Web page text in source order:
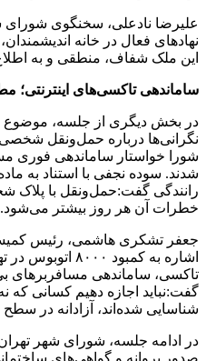
علیرضا نادعلی، سخنگوی شورای
نهادهای فعال در خانه
این ملک شفاف، منطقی و به
ساماندهی تاکسی‌های اینترنتی؛
در بخش دیگری از جلسه، موضوع
نگرانی‌ها درباره حمل‌ونقل
شورا خواستار ساماندهی فوری
رانندگی گفت:حمل‌ونقل با پلاک
خطرات آن هر روز بیشتر می‌شود.
جعفر تشکری هاشمی، رئیس
تاکسی، ساماندهی مسافربرهای
گفت:نباید اجازه دهیم کسانی که
شناسایی شده‌اند، آزادانه در
در ادامه جلسه، شورای شهر تهران
صدور پروانه و گواهی‌های